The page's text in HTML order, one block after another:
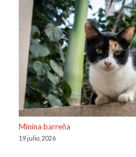
Minina barreña
19 julio, 2026